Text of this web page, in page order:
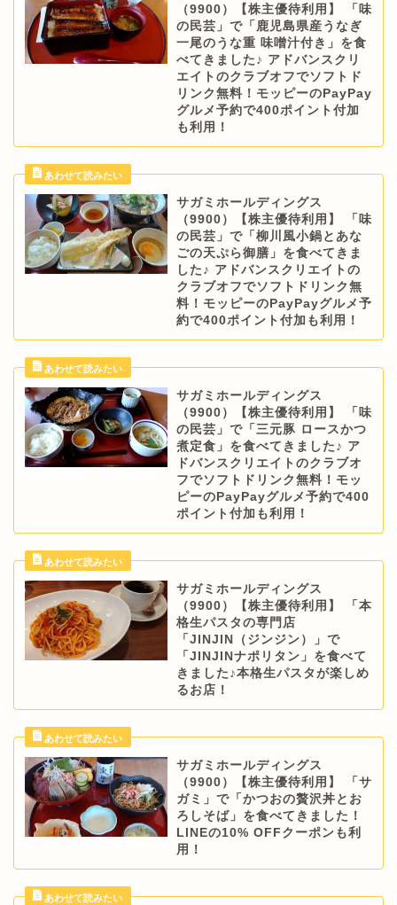
（9900）【株主優待利用】 「味
の民芸」で「鹿児島県産うなぎ
一尾のうな重 味噌汁付き」を食
べてきました♪ アドバンスクリ
エイトのクラブオフでソフトド
リンク無料！モッピーのPayPay
グルメ予約で400ポイント付加
も利用！
サガミホールディングス
（9900）【株主優待利用】 「味
の民芸」で「柳川風小鍋とあな
ごの天ぷら御膳」を食べてきま
した♪ アドバンスクリエイトの
クラブオフでソフトドリンク無
料！モッピーのPayPayグルメ予
約で400ポイント付加も利用！
サガミホールディングス
（9900）【株主優待利用】 「味
の民芸」で「三元豚 ロースかつ
煮定食」を食べてきました♪ ア
ドバンスクリエイトのクラブオ
フでソフトドリンク無料！モッ
ピーのPayPayグルメ予約で400
ポイント付加も利用！
サガミホールディングス
（9900）【株主優待利用】 「本
格生パスタの専門店
「JINJIN（ジンジン）」で
「JINJINナポリタン」を食べて
きました♪本格生パスタが楽しめ
るお店！
サガミホールディングス
（9900）【株主優待利用】 「サ
ガミ」で「かつおの贅沢丼とお
ろしそば」を食べてきました！
LINEの10% OFFクーポンも利
用！